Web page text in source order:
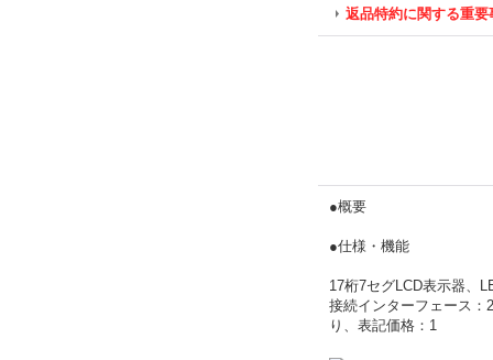
返品特約に関する重要
●概要
●仕様・機能
17桁7セグLCD表示器、
接続インターフェース：
り、表記価格：1